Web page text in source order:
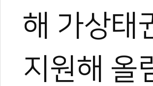
해 가상태
지원해 올